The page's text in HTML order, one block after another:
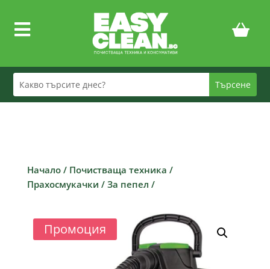

Начало/ Почистваща техника /
Прахосмукачки / За пепел /
Промоция